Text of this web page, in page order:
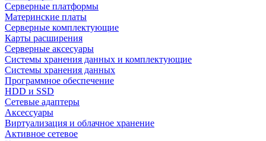
Серверные платформы
Материнские платы
Серверные комплектующие
Карты расширения
Серверные аксесуары
Системы хранения данных и комплектующие
Системы хранения данных
Программное обеспечение
HDD и SSD
Сетевые адаптеры
Аксессуары
Виртуализация и облачное хранение
Активное сетевое